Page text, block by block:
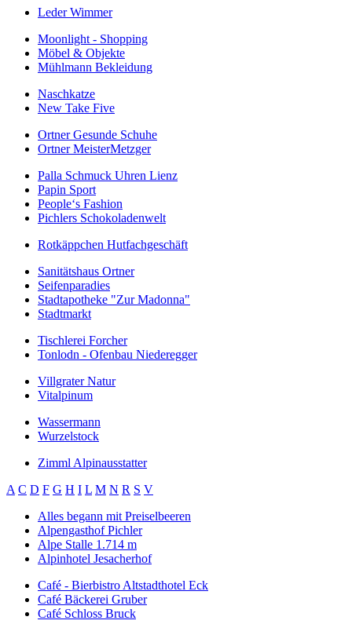
Leder Wimmer
Moonlight - Shopping
Möbel & Objekte
Mühlmann Bekleidung
Naschkatze
New Take Five
Ortner Gesunde Schuhe
Ortner MeisterMetzger
Palla Schmuck Uhren Lienz
Papin Sport
People‘s Fashion
Pichlers Schokoladenwelt
Rotkäppchen Hutfachgeschäft
Sanitätshaus Ortner
Seifenparadies
Stadtapotheke "Zur Madonna"
Stadtmarkt
Tischlerei Forcher
Tonlodn - Ofenbau Niederegger
Villgrater Natur
Vitalpinum
Wassermann
Wurzelstock
Zimml Alpinausstatter
A C D F G H I L M N R S V
Alles begann mit Preiselbeeren
Alpengasthof Pichler
Alpe Stalle 1.714 m
Alpinhotel Jesacherhof
Café - Bierbistro Altstadthotel Eck
Café Bäckerei Gruber
Café Schloss Bruck